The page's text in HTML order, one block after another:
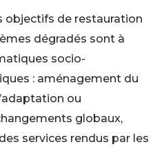
objectifs de restauration
dégradés sont à
socio-
: aménagement du
ou
globaux,
services rendus par les